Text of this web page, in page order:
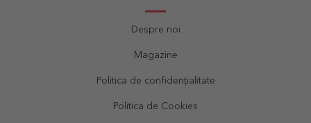
Despre noi
Magazine
Politica de confidențialitate
Politica de Cookies